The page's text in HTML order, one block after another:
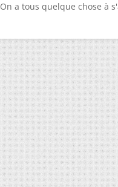
On a tous quelque chose à